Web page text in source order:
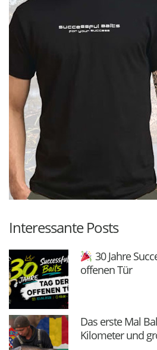
Interessante Posts
30 Jahre
offenen Tür
Das erste Mal
Kilometer und